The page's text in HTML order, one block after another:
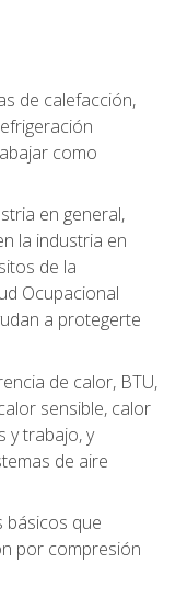
de calefacción,
como
en general,
la industria en
de la
Ocupacional
a protegerte
de calor, BTU,
sensible, calor
y trabajo, y
de aire
básicos que
por compresión